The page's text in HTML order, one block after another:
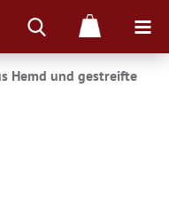
Hemd und gestreifte